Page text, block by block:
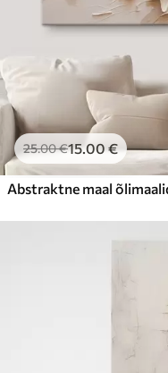
25.00€15.00€
Abstraktne maal